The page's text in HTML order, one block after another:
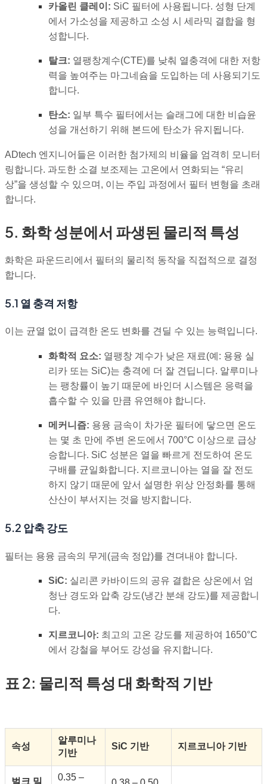
카올린 클레이: SiC 필터에 사용됩니다. 성형 단계
에서 가소성을 제공하고 소성 시 세라믹 결합을 형
성합니다.
탈크: 열팽창계수(CTE)를 낮춰 열충격에 대한 저항
력을 높여주는 마그네슘을 도입하는 데 사용되기도
합니다.
탄소: 일부 특수 필터에서는 슬래그에 대한 비습윤
성을 개선하기 위해 본드에 탄소가 유지됩니다.
ADtech 엔지니어들은 이러한 첨가제의 비율을 엄격히 모니터
링합니다. 과도한 소결 보조제는 고온에서 연화되는 “유리
상”을 생성할 수 있으며, 이는 주입 과정에서 필터 변형을 초래
합니다.
5. 화학 성분에서 파생된 물리적 특성
화학은 파운드리에서 필터의 물리적 동작을 직접적으로 결정
합니다.
5.1 열 충격 저항
이는 균열 없이 급격한 온도 변화를 견딜 수 있는 능력입니다.
화학적 요소: 열팽창 계수가 낮은 재료(예: 용융 실
리카 또는 SiC)는 충격에 더 잘 견딥니다. 알루미나
는 팽창률이 높기 때문에 바인더 시스템은 응력을
흡수할 수 있을 만큼 유연해야 합니다.
메커니즘: 용융 금속이 차가운 필터에 닿으면 온도
는 몇 초 만에 주변 온도에서 700°C 이상으로 급상
승합니다. SiC 성분은 열을 빠르게 전도하여 온도
구배를 균일화합니다. 지르코니아는 열을 잘 전도
하지 않기 때문에 앞서 설명한 위상 안정화를 통해
산산이 부서지는 것을 방지합니다.
5.2 압축 강도
필터는 용융 금속의 무게(금속 정압)를 견뎌내야 합니다.
SiC: 실리콘 카바이드의 공유 결합은 상온에서 엄
청난 경도와 압축 강도(냉간 분쇄 강도)를 제공합니
다.
지르코니아: 최고의 고온 강도를 제공하여 1650°C
에서 강철을 부어도 강성을 유지합니다.
표 2: 물리적 특성 대 화학적 기반
속성
알루미나
기반
SiC 기반 지르코니아 기반
벌크 밀
0.35 –